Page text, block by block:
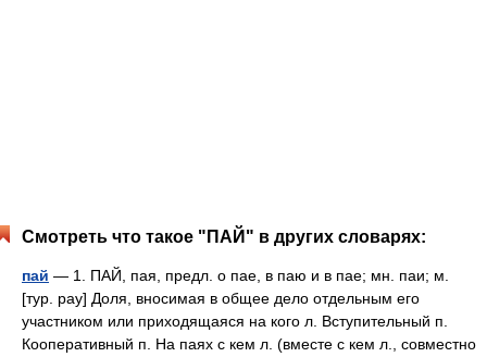
Смотреть что такое "ПАЙ" в других словарях:
пай — 1. ПАЙ, пая, предл. о пае, в паю и в пае; мн. паи; м.
[тур. pay] Доля, вносимая в общее дело отдельным его
участником или приходящаяся на кого л. Вступительный п.
Кооперативный п. На паях с кем л. (вместе с кем л., совместно